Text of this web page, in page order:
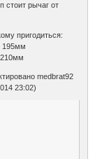
стоит рычаг от
пригодиться:
195мм
medbrat92
23:02)